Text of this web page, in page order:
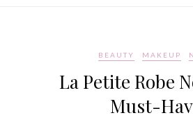
BEAUTY MAKEUP
La Petite Robe
Must-